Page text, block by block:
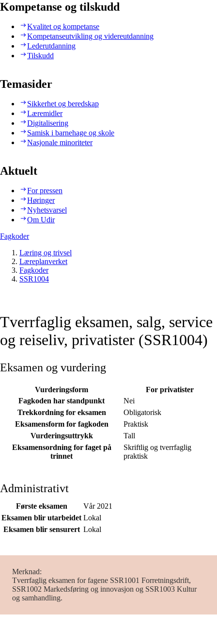
Kompetanse og tilskudd
Kvalitet og kompetanse
Kompetanseutvikling og videreutdanning
Lederutdanning
Tilskudd
Temasider
Sikkerhet og beredskap
Læremidler
Digitalisering
Samisk i barnehage og skole
Nasjonale minoriteter
Aktuelt
For pressen
Høringer
Nyhetsvarsel
Om Udir
Fagkoder
Læring og trivsel
Læreplanverket
Fagkoder
SSR1004
Tverrfaglig eksamen, salg, service
og reiseliv, privatister (SSR1004)
Eksamen og vurdering
Vurderingsform
For privatister
Fagkoden har standpunkt
Nei
Trekkordning for eksamen
Obligatorisk
Eksamensform for fagkoden
Praktisk
Vurderingsuttrykk
Tall
Eksamensordning for faget på
trinnet
Skriftlig og tverrfaglig
praktisk
Administrativt
Første eksamen
Vår 2021
Eksamen blir utarbeidet Lokal
Eksamen blir sensurert Lokal
Merknad
Tverrfaglig eksamen for fagene SSR1001 Forretningsdrift,
SSR1002 Markedsføring og innovasjon og SSR1003 Kultur
og samhandling.